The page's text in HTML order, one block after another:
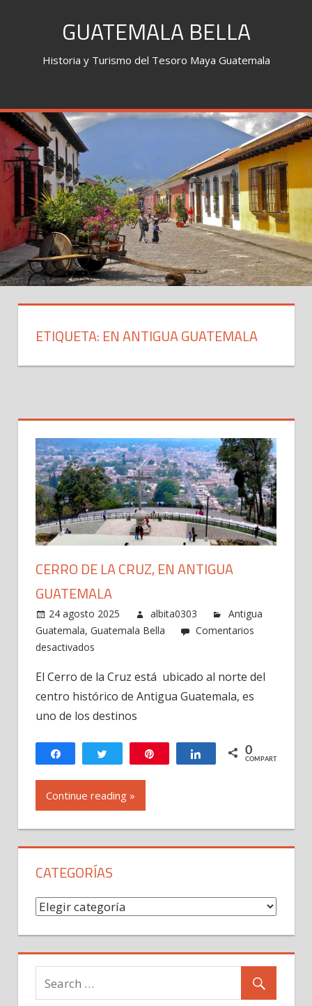
GUATEMALA BELLA
Historia y Turismo del Tesoro Maya Guatemala
ETIQUETA: EN ANTIGUA GUATEMALA
CERRO DE LA CRUZ, EN ANTIGUA
GUATEMALA
24 agosto 2025 albita0303
Antigua
Guatemala, Guatemala Bella
Comentarios
desactivados
de
la
Cruz,
Antigua
Guatemala
El Cerro de la Cruz está ubicado al norte del
centro histórico de Antigua Guatemala, es
uno de los destinos
Compartir Twittear Compartir
0
COMPARTIR
Continue reading »
CATEGORÍAS
Categorías